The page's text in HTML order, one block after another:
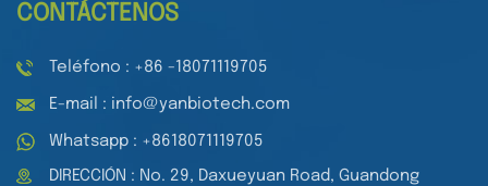
CONTÁCTENOS
Teléfono : +86 -18071119705
E-mail : info@yanbiotech.com
Whatsapp : +8618071119705
DIRECCIÓN : No. 29, Daxueyuan Road, Guandong